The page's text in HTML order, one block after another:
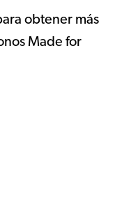
obtener más
Made for